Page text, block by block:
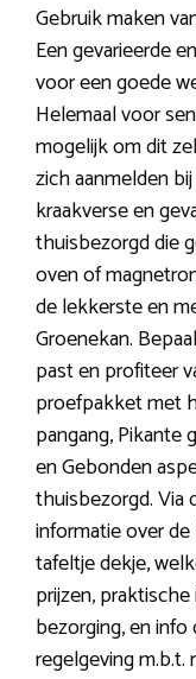
Gebruik maken
Een gevarieerde
voor een goede
Helemaal voor
mogelijk om dit
zich aanmelden
kraakverse en
thuisbezorgd die
oven of
de lekkerste en
Groenekan.
past en profiteer
proefpakket met
pangang, Pikante
en Gebonden
thuisbezorgd. Via
informatie over
tafeltje dekje,
prijzen,
bezorging, en
regelgeving m.b.t.